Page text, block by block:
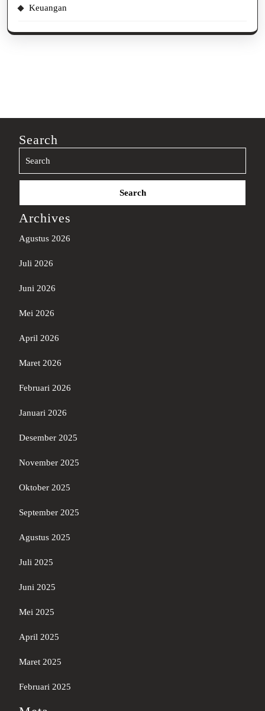
Keuangan
Search
Search
Archives
Agustus 2026
Juli 2026
Juni 2026
Mei 2026
April 2026
Maret 2026
Februari 2026
Januari 2026
Desember 2025
November 2025
Oktober 2025
September 2025
Agustus 2025
Juli 2025
Juni 2025
Mei 2025
April 2025
Maret 2025
Februari 2025